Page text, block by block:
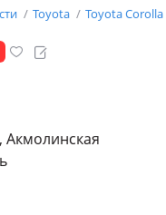
Toyota Toyota Corolla
Акмолинская